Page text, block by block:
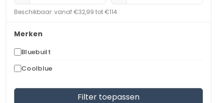
Beschikbaar: vanaf €32,99 tot €114
Merken
Bluebuilt
Coolblue
Filter toepassen